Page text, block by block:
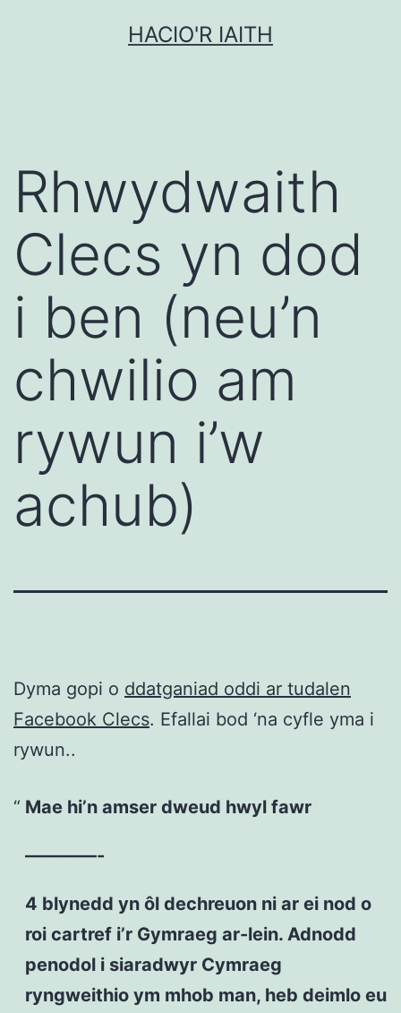
HACIO'R IAITH
Rhwydwaith
Clecs yn dod
i ben (neu’n
chwilio am
rywun i’w
achub)
Dyma gopi o ddatganiad oddi ar tudalen
Facebook Clecs. Efallai bod ‘na cyfle yma i
rywun..
Mae hi’n amser dweud hwyl fawr
————-
4 blynedd yn ôl dechreuon ni ar ei nod o
roi cartref i’r Gymraeg ar-lein. Adnodd
penodol i siaradwyr Cymraeg
ryngweithio ym mhob man, heb deimlo eu